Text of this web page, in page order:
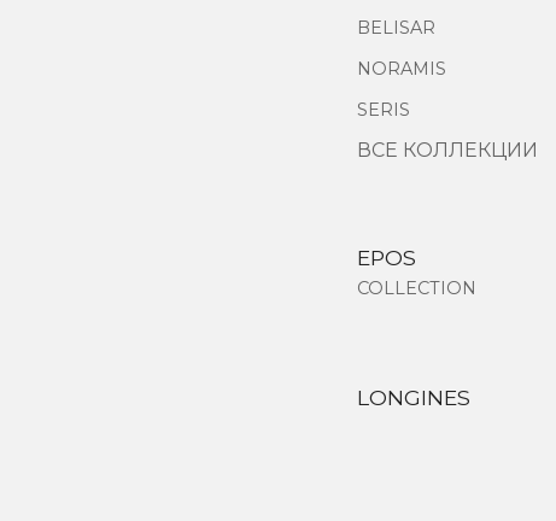
BELISAR
NORAMIS
SERIS
ВСЕ КОЛЛЕКЦИИ
EPOS
COLLECTION
LONGINES